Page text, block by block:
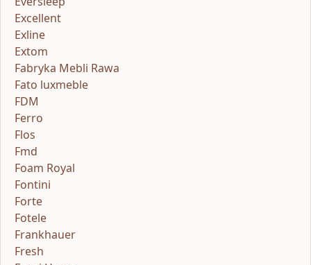
Excellent
Exline
Extom
Fabryka Mebli Rawa
Fato luxmeble
FDM
Ferro
Flos
Fmd
Foam Royal
Fontini
Forte
Fotele
Frankhauer
Fresh